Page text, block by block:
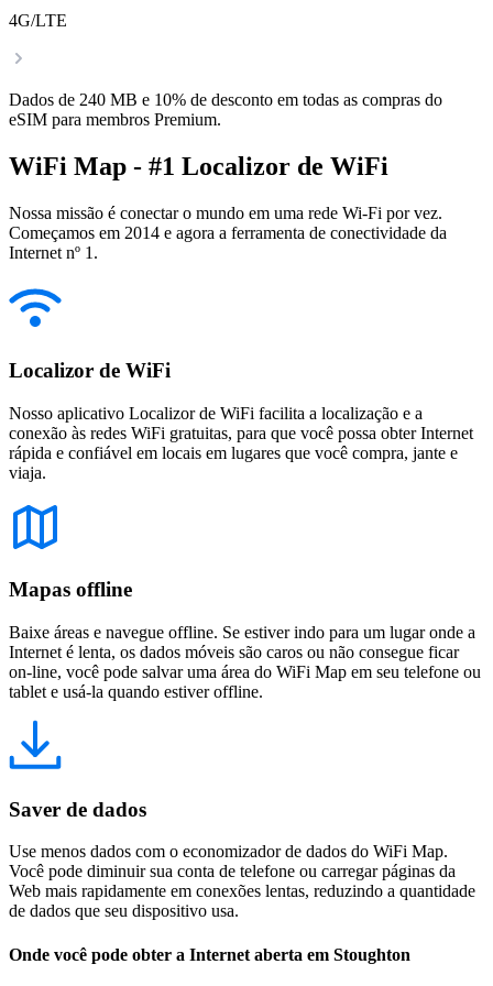
4G/LTE
Dados de 240 MB e 10% de desconto em todas as compras do
eSIM para membros Premium.
WiFi Map - #1 Localizor de WiFi
Nossa missão é conectar o mundo em uma rede Wi-Fi por vez.
Começamos em 2014 e agora a ferramenta de conectividade da
Internet nº 1.
Localizor de WiFi
Nosso aplicativo Localizor de WiFi facilita a localização e a
conexão às redes WiFi gratuitas, para que você possa obter Internet
rápida e confiável em locais em lugares que você compra, jante e
viaja.
Mapas offline
Baixe áreas e navegue offline. Se estiver indo para um lugar onde a
Internet é lenta, os dados móveis são caros ou não consegue ficar
on-line, você pode salvar uma área do WiFi Map em seu telefone ou
tablet e usá-la quando estiver offline.
Saver de dados
Use menos dados com o economizador de dados do WiFi Map.
Você pode diminuir sua conta de telefone ou carregar páginas da
Web mais rapidamente em conexões lentas, reduzindo a quantidade
de dados que seu dispositivo usa.
Onde você pode obter a Internet aberta em Stoughton